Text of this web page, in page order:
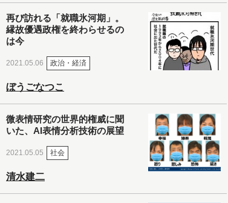
再び訪れる「就職氷河期」。
縁故優遇政権を終わらせるの
は今
2021.05.06 政治・経済
ぼうごなつこ
微表情研究の世界的権威に聞
いた、AI表情分析技術の展望
2021.05.05 社会
清水建二